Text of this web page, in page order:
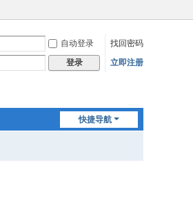
自动登录
找回密码
登录 立即注册
快捷导航